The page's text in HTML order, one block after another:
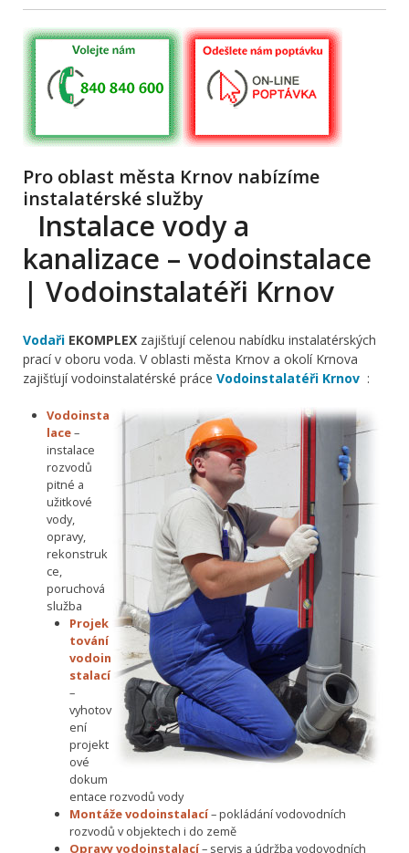
Pro oblast města Krnov nabízíme
instalatérské služby
Instalace vody a
kanalizace – vodoinstalace
| Vodoinstalatéři Krnov
Vodaři EKOMPLEX zajišťují celenou nabídku instalatérských
prací v oboru voda. V oblasti města Krnov a okolí Krnova
zajišťují vodoinstalatérské práce Vodoinstalatéři Krnov :
Vodoinsta
lace–
instalace
rozvodů
pitné a
užitkové
vody,
opravy,
rekonstruk
ce,
poruchová
služba
Projek
tování
vodoin
stalací
–
vyhotov
ení
projekt
ové
dokum
entace rozvodů vody
Montáže vodoinstalací– pokládání vodovodních
rozvodů v objektech i do země
Opravy vodoinstalací– servis a údržba vodovodních